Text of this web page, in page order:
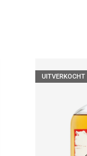
UITVERKOCHT